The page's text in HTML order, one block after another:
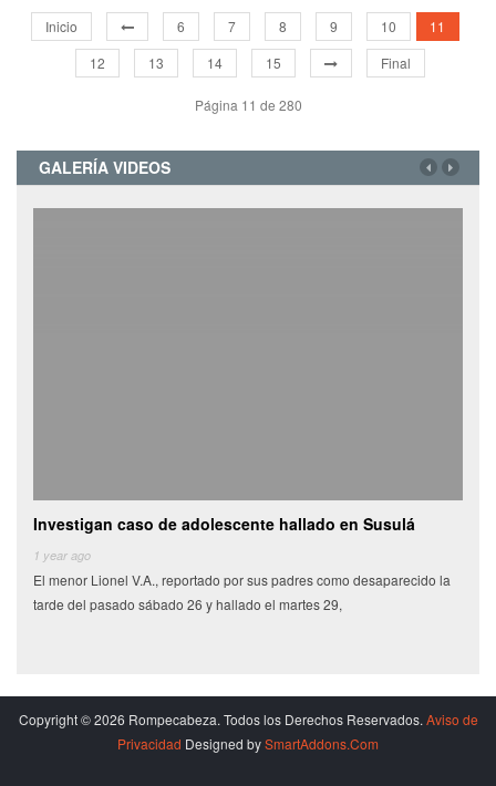
Inicio 6 7 8 9 10
11
12
13 14 15 Final
Página 11 de 280
GALERÍA VIDEOS
Investigan caso de adolescente hallado en Susulá
1 year ago
El menor Lionel V.A., reportado por sus padres como desaparecido la
tarde del pasado sábado 26 y hallado el martes 29,
Copyright © 2026 Rompecabeza. Todos los Derechos Reservados. Aviso de
Privacidad Designed bySmartAddons.Com